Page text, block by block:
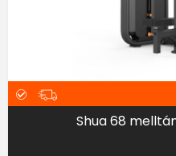
Shua 68